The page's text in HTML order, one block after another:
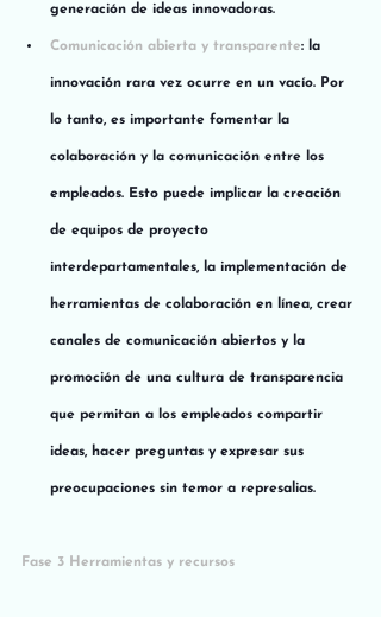
generación de ideas innovadoras.
Comunicación abierta y transparente: la
innovación rara vez ocurre en un vacío. Por
lo tanto, es importante fomentar la
colaboración y la comunicación entre los
empleados. Esto puede implicar la creación
de equipos de proyecto
interdepartamentales, la implementación de
herramientas de colaboración en línea, crear
canales de comunicación abiertos y la
promoción de una cultura de transparencia
que permitan a los empleados compartir
ideas, hacer preguntas y expresar sus
preocupaciones sin temor a represalias.
Fase 3 Herramientas y recursos